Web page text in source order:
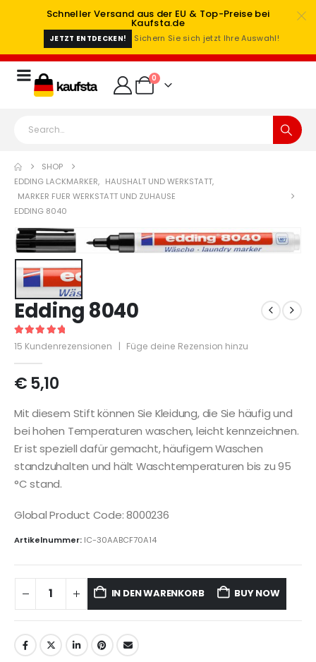
Schneller Versand aus der EU & Top-Preise bei
Kaufsta.de
JETZT ENTDECKEN! Sichern Sie sich jetzt Ihre Auswahl!
0
SHOP
EDDING LACKMARKER, HAUSHALT UND WERKSTATT,
MARKER FUER WERKSTATT UND ZUHAUSE
EDDING 8040
Edding 8040
5out of 5
15 Kundenrezensionen | Füge deine Rezension hinzu
€5,10
Mit diesem Stift können Sie Kleidung, die Sie häufig und
bei hohen Temperaturen waschen, leicht kennzeichnen.
Er ist speziell dafür gemacht, häufigem Waschen
standzuhalten und hält Waschtemperaturen bis zu 95
°C stand.
Global Product Code: 8000236
Artikelnummer: IC-30AABCF70A14
IN DEN WARENKORB BUY NOW